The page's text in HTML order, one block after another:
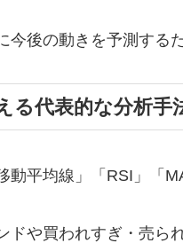
今後の動きを予測する
る代表的な分析手
動平均線」「RSI」「
ドや買われすぎ・売ら